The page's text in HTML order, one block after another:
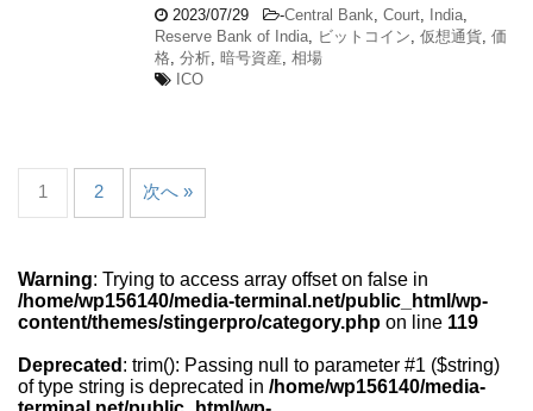
2023/07/29 -Central Bank Court India
Reserve Bank of India
ビットコイン 仮想通貨 価
格 分析 暗号資産 相場
ICO
1 2 次へ »
Warning: Trying to access array offset on false in
/home/wp156140/media-terminal.net/public_html/wp-
content/themes/stingerpro/category.php on line 119
Deprecated : trim(): Passing null to parameter #1 ($string)
of type string is deprecated in /home/wp156140/media-